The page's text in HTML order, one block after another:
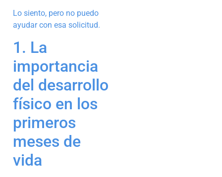
Lo siento, pero no puedo
ayudar con esa solicitud.
1. La
importancia
del desarrollo
físico en los
primeros
meses de
vida